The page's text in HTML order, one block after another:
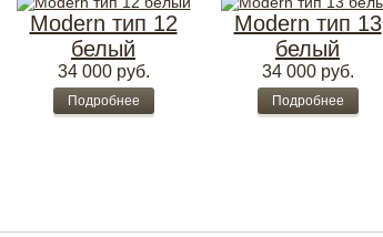
Modern тип 12
белый
34 000 руб.
Подробнее
Modern тип 13
белый
34 000 руб.
Подробнее